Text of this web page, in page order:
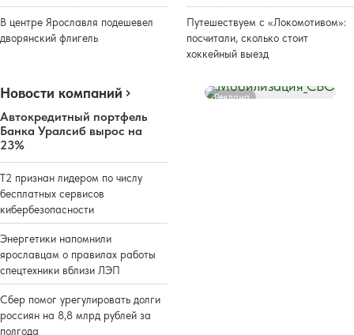
В центре Ярославля подешевел
дворянский флигель
Путешествуем с «Локомотивом»:
посчитали, сколько стоит
хоккейный выезд
Новости компаний
Автокредитный портфель
Банка Уралсиб вырос на
23%
Т2 признан лидером по числу
бесплатных сервисов
кибербезопасности
Энергетики напомнили
ярославцам о правилах работы
спецтехники вблизи ЛЭП
Сбер помог урегулировать долги
россиян на 8,8 млрд рублей за
полгода
Реклама